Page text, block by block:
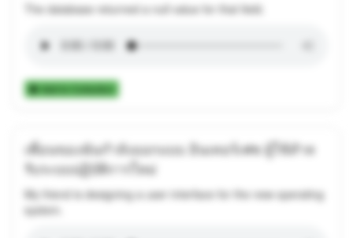
The database returned a null value for that field.
Add to Collection
เพื่อนของฉันกําลังออกแบบ อินเทอร์เฟซ ผู้ใช้สําห
รับระบบปฏิบัติการใหม่
My friend is designing a user interface for the new operating
system.